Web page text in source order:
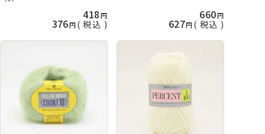
418
376 税込
660
627 税込